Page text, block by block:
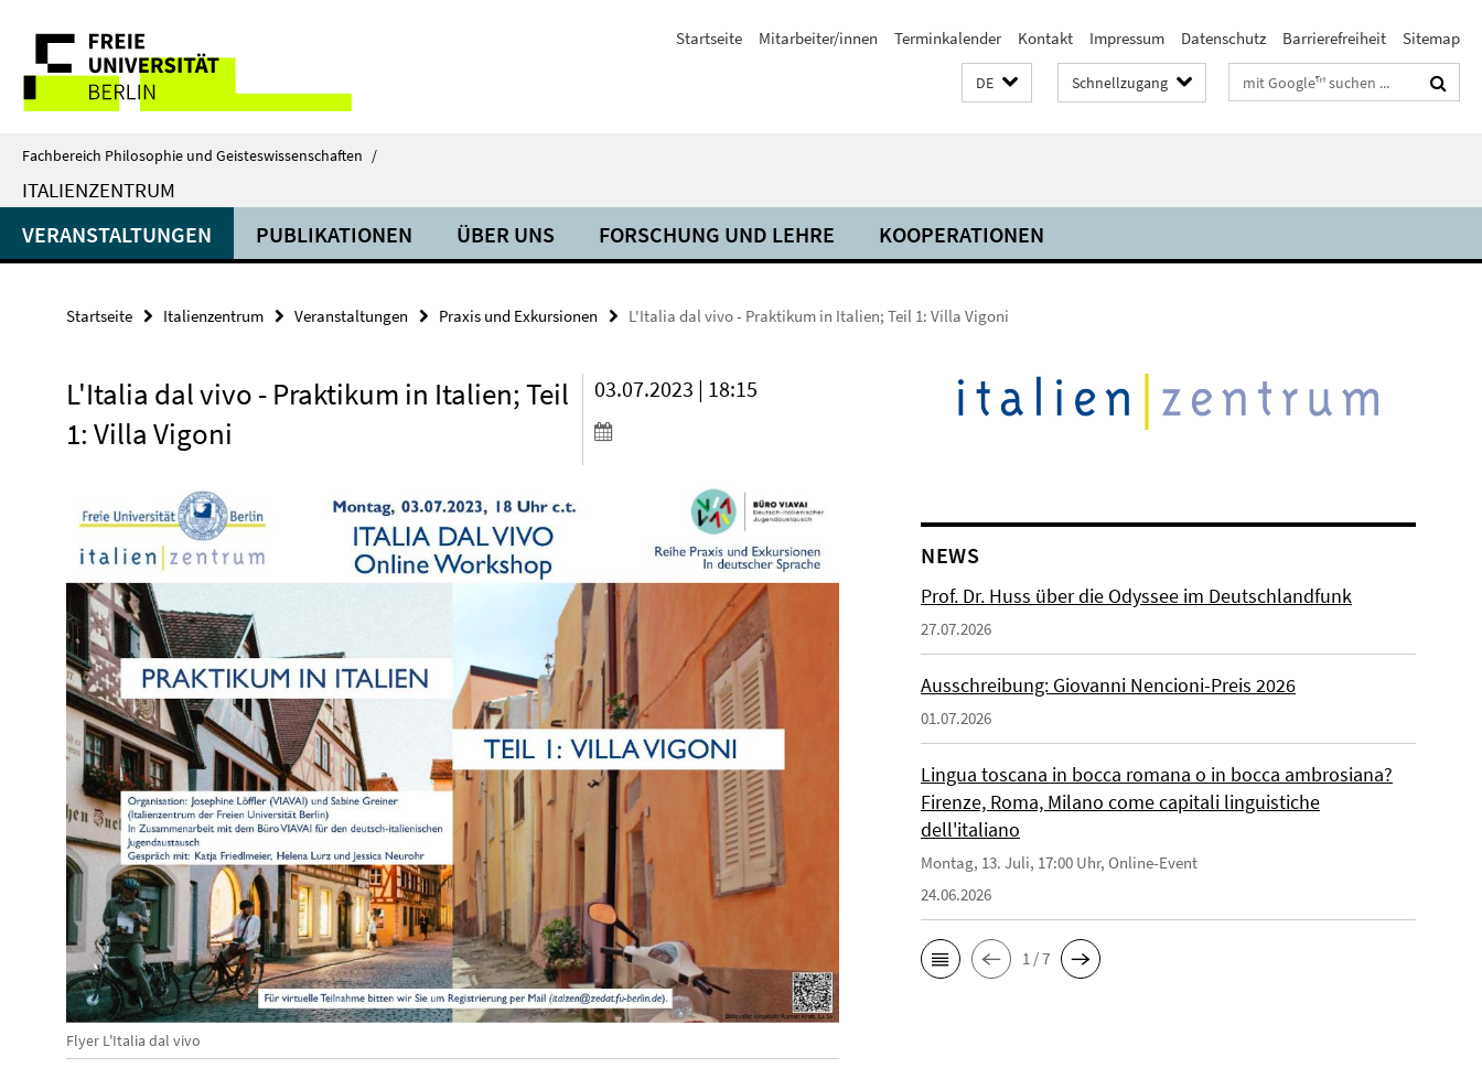
direkt
Inhalt
Service-
Navigation
Startseite Mitarbeiter/innen Terminkalender Kontakt Impressum Datenschutz Barrierefreiheit Sitemap
DE Schnellzugang Suchbegriffe
Fachbereich Philosophie und Geisteswissenschaften /
ITALIENZENTRUM
VERANSTALTUNGEN PUBLIKATIONEN ÜBER UNS FORSCHUNG UND LEHRE KOOPERATIONEN
Startseite Italienzentrum Veranstaltungen Praxis und Exkursionen L'Italia dal vivo - Praktikum in Italien; Teil 1: Villa Vigoni
L'Italia dal vivo - Praktikum in Italien; Teil
1: Villa Vigoni
03.07.2023 | 18:15
Flyer L'Italia dal vivo
NEWS
Prof. Dr. Huss über die Odyssee im Deutschlandfunk
27.07.2026
Ausschreibung: Giovanni Nencioni-Preis 2026
01.07.2026
Lingua toscana in bocca romana o in bocca ambrosiana?
Firenze, Roma, Milano come capitali linguistiche
dell'italiano
Montag, 13. Juli, 17:00 Uhr, Online-Event
24.06.2026
1 / 7